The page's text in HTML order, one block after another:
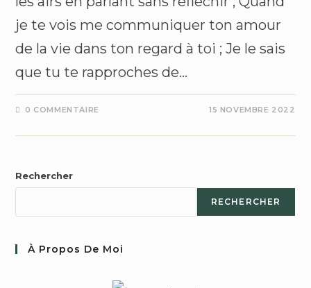
je te vois me communiquer ton amour
de la vie dans ton regard à toi ; Je le sais
que tu te rapproches de…
0 COMMENTAIRE 15 NOVEMBRE 2022
Rechercher
RECHERCHER
À Propos De Moi